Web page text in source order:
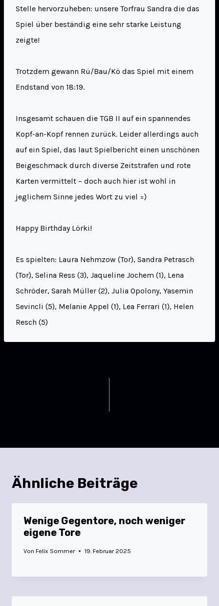
Stelle hervorzuheben: unsere Torfrau Sandra die das
Spiel über beständig eine sehr starke Leistung
zeigte!
Trotzdem gewann Rü/Bau/Kö das Spiel mit einem
Endstand von 18:19.
Insgesamt schauen die TGB II auf ein spannendes
Kopf-an-Kopf rennen zurück. Leider allerdings auch
auf ein Spiel, das laut Spielbericht einen unschönen
Beigeschmack durch diverse Zeitstrafen und rote
Karten vermittelt – doch auch hier ist wohl in
jeglichem Sinne jedes Wort zu viel =)
Happy Birthday Lörki!
Es spielten: Laura Nehmzow (Tor), Sandra Petrasch
(Tor), Selina Ress (3), Jaqueline Jochem (1), Lena
Schröder, Sarah Müller (2), Julia Opolony, Yasemin
Sevincli (5), Melanie Appel (1), Lea Ferrari (1), Helen
Resch (5)
Ähnliche Beiträge
Wenige Gegentore, noch weniger
eigene Tore
Von Felix Sommer 19. Februar 2025